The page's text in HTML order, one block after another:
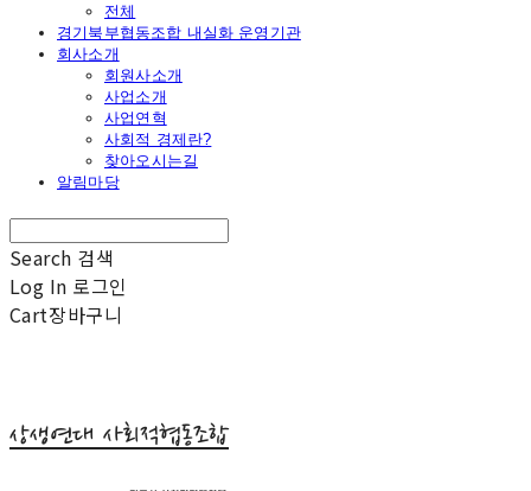
전체
경기북부협동조합 내실화 운영기관
회사소개
회원사소개
사업소개
사업연혁
사회적 경제란?
찾아오시는길
알림마당
Search 검색
Log In 로그인
Cart장바구니
상생연대 사회적협동조합